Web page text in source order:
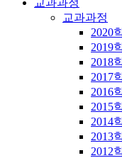
교과과정
2020
2019
2018
2017
2016
2015
2014
2013
2012